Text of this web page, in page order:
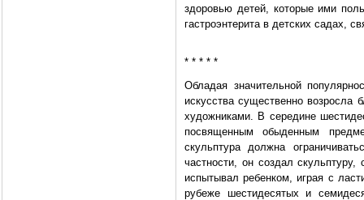
здоровью детей, которые ими
гастроэнтерита в детских садах,
* * * * *
Обладая значительной
искусства существенно
художниками. В середине
посвященным обыденным
скульптура должна
частности, он создал
испытывал ребенком, играя с
рубеже шестидесятых и